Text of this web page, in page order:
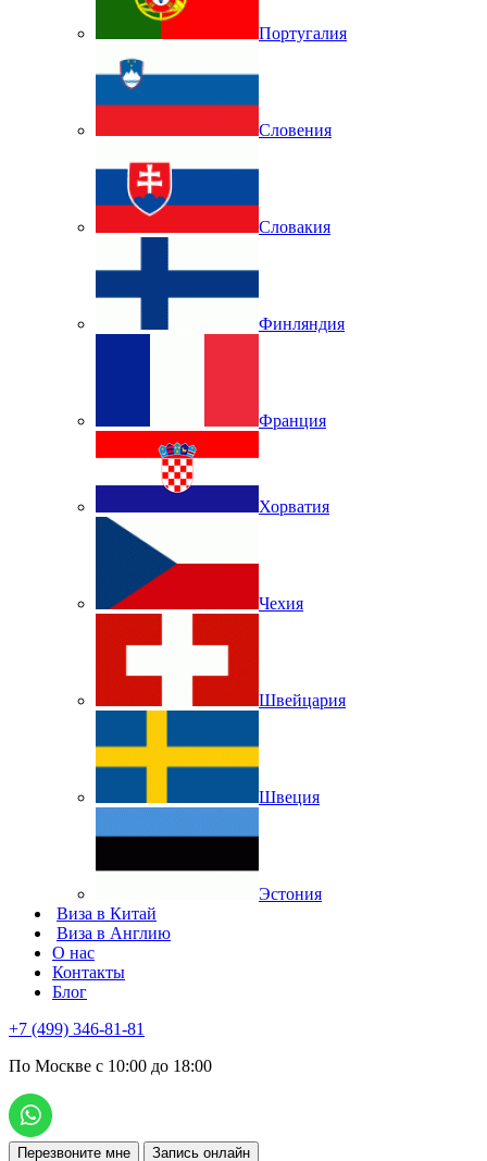
Португалия
Словения
Словакия
Финляндия
Франция
Хорватия
Чехия
Швейцария
Швеция
Эстония
Виза в Китай
Виза в Англию
О нас
Контакты
Блог
+7 (499) 346-81-81
По Москве с 10:00 до 18:00
Перезвоните мне Запись онлайн